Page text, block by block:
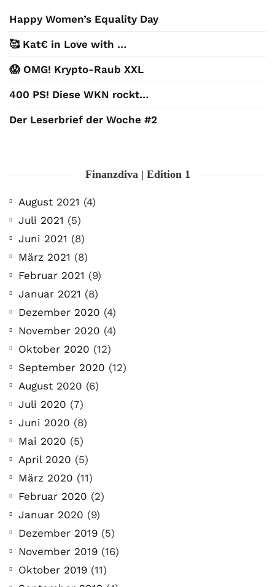
Happy Women’s Equality Day
🥰 Kat€ in Love with …
😱 OMG! Krypto-Raub XXL
400 PS! Diese WKN rockt…
Der Leserbrief der Woche #2
Finanzdiva | Edition 1
August 2021 (4)
Juli 2021 (5)
Juni 2021 (8)
März 2021 (8)
Februar 2021 (9)
Januar 2021 (8)
Dezember 2020 (4)
November 2020 (4)
Oktober 2020 (12)
September 2020 (12)
August 2020 (6)
Juli 2020 (7)
Juni 2020 (8)
Mai 2020 (5)
April 2020 (5)
März 2020 (11)
Februar 2020 (2)
Januar 2020 (9)
Dezember 2019 (5)
November 2019 (16)
Oktober 2019 (11)